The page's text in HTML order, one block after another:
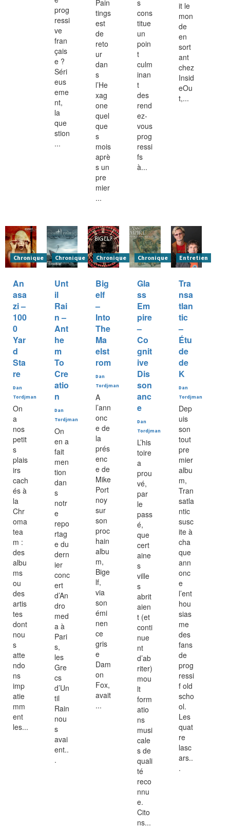
prog
ressi
ve
fran
çais
e ?
Séri
eus
eme
nt,
la
que
stion
...
Pain
tings
est
de
reto
ur
dan
s
l’He
xag
one
quel
que
s
mois
aprè
s un
pre
mier
...
s
cons
titue
un
poin
t
culm
inan
t
des
rend
ez-
vous
prog
ressi
fs
à...
it le
mon
de
en
sort
ant
chez
Insid
eOu
t,...
Chronique
An
asa
zi –
100
0
Yar
d
Sta
re
Dan
Tordjman
On
a
nos
petit
s
plais
irs
cach
és à
la
Chr
oma
tea
m :
des
albu
ms
ou
des
artis
tes
dont
nou
s
atte
ndo
ns
imp
atie
mm
ent
les...
Chronique
Unt
il
Rai
n –
Ant
he
m
To
Cre
atio
n
Dan
Tordjman
On
en a
fait
men
tion
dan
s
notr
e
repo
rtag
e du
dern
ier
conc
ert
d’An
dro
med
a à
Pari
s,
les
Gre
cs
d’Un
til
Rain
nou
s
avai
ent..
.
Chronique
Big
elf
–
Into
The
Ma
elst
rom
Dan
Tordjman
A
l’ann
onc
e de
la
prés
enc
e de
Mike
Port
noy
sur
son
proc
hain
albu
m,
Bige
lf,
via
son
émi
nen
ce
gris
e
Dam
on
Fox,
avait
...
Chronique
Gla
ss
Em
pire
–
Co
gnit
ive
Dis
son
anc
e
Dan
Tordjman
L’his
toire
a
prou
vé,
par
le
pass
é,
que
cert
aine
s
ville
s
abrit
aien
t (et
conti
nue
nt
d’ab
riter)
mou
lt
form
atio
ns
musi
cale
s de
quali
té
reco
nnu
e.
Cito
ns...
Entretien
Tra
nsa
tlan
tic
–
Étu
de
de
K
Dan
Tordjman
Dep
uis
son
tout
pre
mier
albu
m,
Tran
satla
ntic
susc
ite à
cha
que
ann
onc
e
l’ent
hou
sias
me
des
fans
de
prog
ressi
f old
scho
ol.
Les
quat
re
lasc
ars..
.